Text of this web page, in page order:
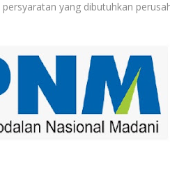
yang dibutuhkan